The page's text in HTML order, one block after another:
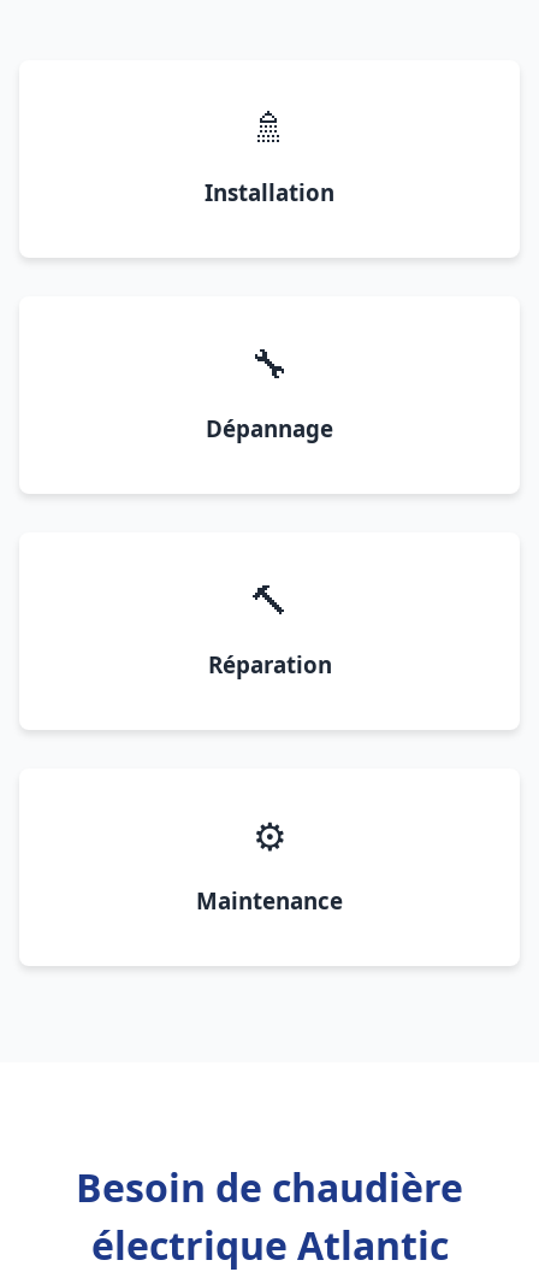
🚿
Installation
🔧
Dépannage
🔨
Réparation
⚙️
Maintenance
Besoin de chaudière
électrique Atlantic